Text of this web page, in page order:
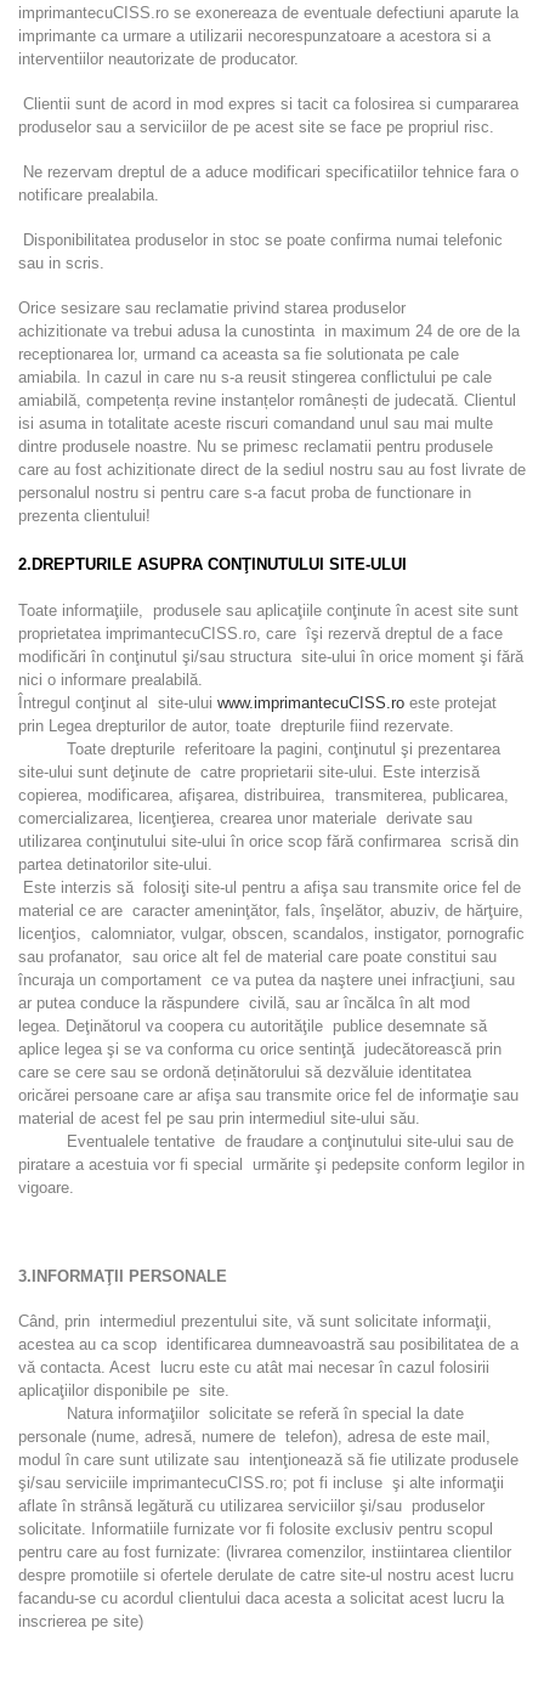
imprimantecuCISS.ro se exonereaza de eventuale defectiuni aparute la
imprimante ca urmare a utilizarii necorespunzatoare a acestora si a
interventiilor neautorizate de producator.
Clientii sunt de acord in mod expres si tacit ca folosirea si cumpararea
produselor sau a serviciilor de pe acest site se face pe propriul risc.
Ne rezervam dreptul de a aduce modificari specificatiilor tehnice fara o
notificare prealabila.
Disponibilitatea produselor in stoc se poate confirma numai telefonic
sau in scris.
Orice sesizare sau reclamatie privind starea produselor
achizitionate va trebui adusa la cunostinta in maximum 24 de ore de la
receptionarea lor, urmand ca aceasta sa fie solutionata pe cale
amiabila. In cazul in care nu s-a reusit stingerea conflictului pe cale
amiabilă, competența revine instanțelor românești de judecată. Clientul
isi asuma in totalitate aceste riscuri comandand unul sau mai multe
dintre produsele noastre. Nu se primesc reclamatii pentru produsele
care au fost achizitionate direct de la sediul nostru sau au fost livrate de
personalul nostru si pentru care s-a facut proba de functionare in
prezenta clientului!
2.DREPTURILE ASUPRA CONŢINUTULUI SITE-ULUI
Toate informaţiile, produsele sau aplicaţiile conţinute în acest site sunt
proprietatea imprimantecuCISS.ro, care îşi rezervă dreptul de a face
modificări în conţinutul şi/sau structura site-ului în orice moment şi fără
nici o informare prealabilă.
Întregul conţinut al site-ului www.imprimantecuCISS.ro este protejat
prin Legea drepturilor de autor, toate drepturile fiind rezervate.
Toate drepturile referitoare la pagini, conţinutul şi prezentarea
site-ului sunt deţinute de catre proprietarii site-ului. Este interzisă
copierea, modificarea, afişarea, distribuirea, transmiterea, publicarea,
comercializarea, licenţierea, crearea unor materiale derivate sau
utilizarea conţinutului site-ului în orice scop fără confirmarea scrisă din
partea detinatorilor site-ului.
Este interzis să folosiţi site-ul pentru a afişa sau transmite orice fel de
material ce are caracter ameninţător, fals, înşelător, abuziv, de hărţuire,
licenţios, calomniator, vulgar, obscen, scandalos, instigator, pornografic
sau profanator, sau orice alt fel de material care poate constitui sau
încuraja un comportament ce va putea da naştere unei infracţiuni, sau
ar putea conduce la răspundere civilă, sau ar încălca în alt mod
legea. Deţinătorul va coopera cu autorităţile publice desemnate să
aplice legea şi se va conforma cu orice sentinţă judecătorească prin
care se cere sau se ordonă deținătorului să dezvăluie identitatea
oricărei persoane care ar afişa sau transmite orice fel de informaţie sau
material de acest fel pe sau prin intermediul site-ului său.
Eventualele tentative de fraudare a conţinutului site-ului sau de
piratare a acestuia vor fi special urmărite şi pedepsite conform legilor in
vigoare.
3.INFORMAŢII PERSONALE
Când, prin intermediul prezentului site, vă sunt solicitate informaţii,
acestea au ca scop identificarea dumneavoastră sau posibilitatea de a
vă contacta. Acest lucru este cu atât mai necesar în cazul folosirii
aplicaţiilor disponibile pe site.
Natura informaţiilor solicitate se referă în special la date
personale (nume, adresă, numere de telefon), adresa de este mail,
modul în care sunt utilizate sau intenţionează să fie utilizate produsele
şi/sau serviciile imprimantecuCISS.ro; pot fi incluse şi alte informaţii
aflate în strânsă legătură cu utilizarea serviciilor şi/sau produselor
solicitate. Informatiile furnizate vor fi folosite exclusiv pentru scopul
pentru care au fost furnizate: (livrarea comenzilor, instiintarea clientilor
despre promotiile si ofertele derulate de catre site-ul nostru acest lucru
facandu-se cu acordul clientului daca acesta a solicitat acest lucru la
inscrierea pe site)